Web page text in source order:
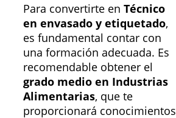
Para convertirte en Técnico
en envasado y etiquetado,
es fundamental contar con
una formación adecuada. Es
recomendable obtener el
grado medio en Industrias
Alimentarias, que te
proporcionará conocimientos